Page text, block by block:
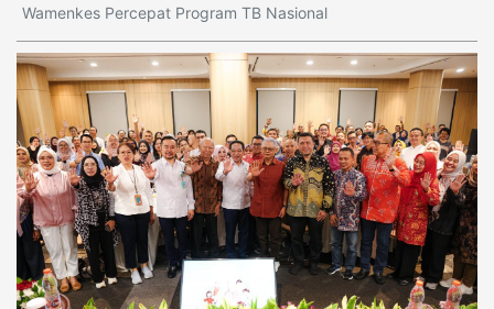
Wamenkes Percepat Program TB Nasional